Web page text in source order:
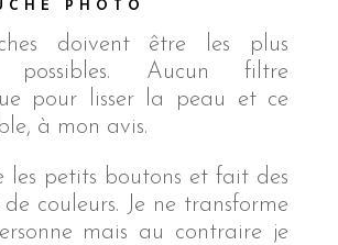
PHOTO
doivent être les plus
possibles. Aucun filtre
pour lisser la peau et ce
à mon avis.
les petits boutons et fait des
couleurs. Je ne transforme
mais au contraire je